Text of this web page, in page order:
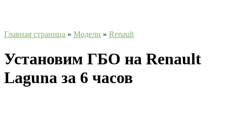
Главная страница » Модели » Renault
Установим ГБО на Renault
Laguna за 6 часов